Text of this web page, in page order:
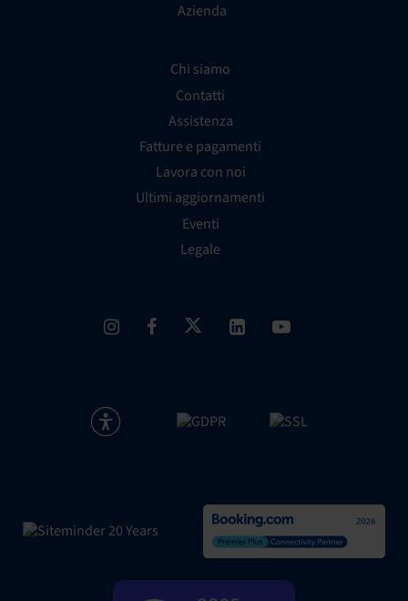
Azienda
Chi siamo
Contatti
Assistenza
Fatture e pagamenti
Lavora con noi
Ultimi aggiornamenti
Eventi
Legale